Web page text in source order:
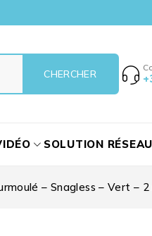
SOLUTION RÉSEAU
– Snagless – Vert – 2